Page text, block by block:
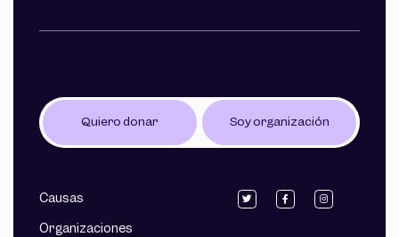
Quiero donar Soy organización
Causas
Organizaciones